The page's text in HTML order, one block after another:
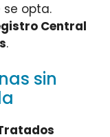
opta.
Central
.
sin